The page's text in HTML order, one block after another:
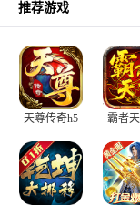
推荐游戏
天尊传奇h5 霸者